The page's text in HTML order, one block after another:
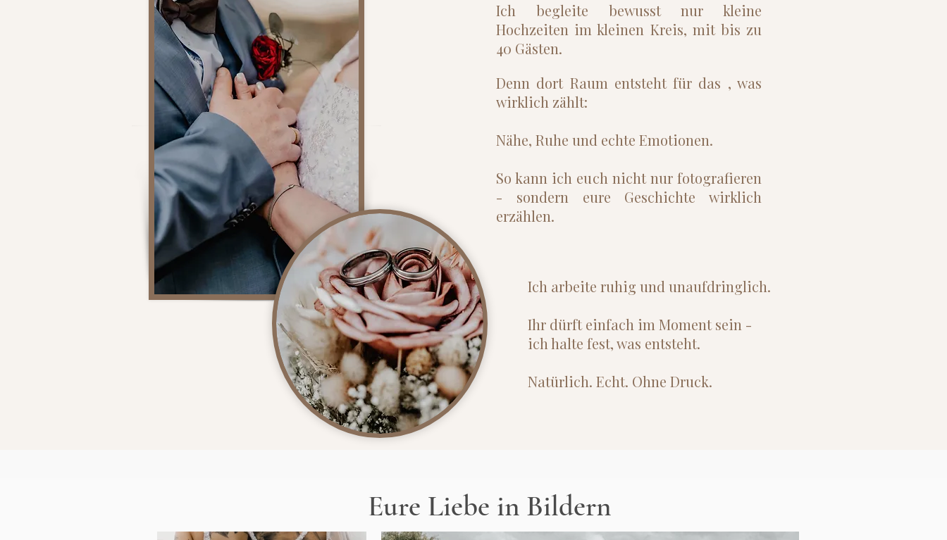
Ich begleite bewusst nur kleine
Hochzeiten im kleinen Kreis, mit bis zu
40 Gästen.
Denn dort Raum entsteht für das , was
wirklich zählt:
Nähe, Ruhe und echte Emotionen.
So kann ich euch nicht nur fotografieren
- sondern eure Geschichte wirklich
erzählen.
Ich arbeite ruhig und unaufdringlich.
Ihr dürft einfach im Moment sein -
ich halte fest, was entsteht.
Natürlich. Echt. Ohne Druck.
Eure Liebe in Bildern